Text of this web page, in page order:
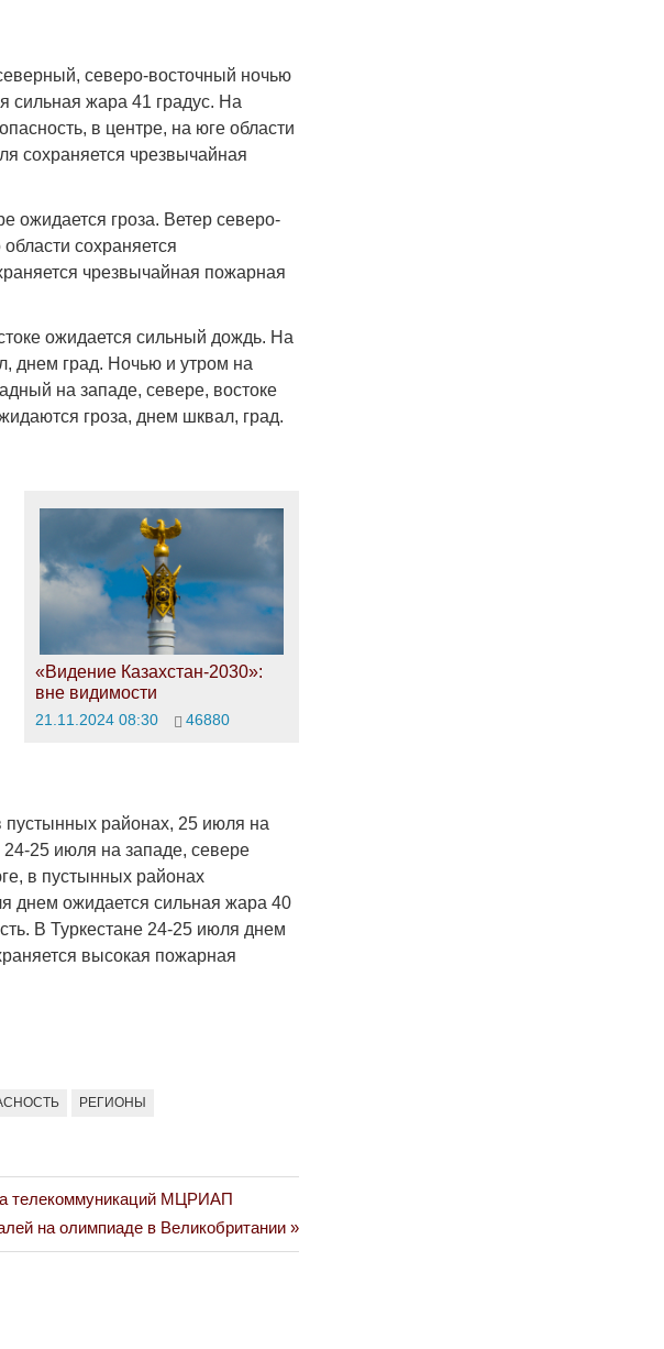
северо-восточный ночью
сильная жара 41 градус. На
в центре, на юге области
сохраняется чрезвычайная
ожидается гроза. Ветер северо-
сохраняется
чрезвычайная пожарная
ожидается сильный дождь. На
днем град. Ночью и утром на
на западе, севере, востоке
гроза, днем шквал, град.
«Видение Казахстан-2030»:
вне видимости
21.11.2024 08:30 46880
пустынных районах, 25 июля на
25 июля на западе, севере
в пустынных районах
днем ожидается сильная жара 40
В Туркестане 24-25 июля днем
высокая пожарная
РЕГИОНЫ
телекоммуникаций МЦРИАП
на олимпиаде в Великобритании